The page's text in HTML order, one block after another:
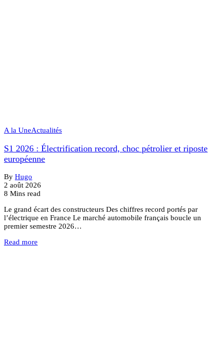
A la UneActualités
S1 2026 : Électrification record, choc pétrolier et riposte
européenne
By Hugo
2 août 2026
8 Mins read
Le grand écart des constructeurs Des chiffres record portés par
l’électrique en France Le marché automobile français boucle un
premier semestre 2026…
Read more